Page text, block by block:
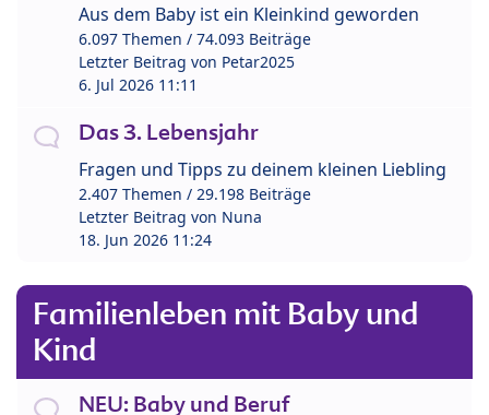
Aus dem Baby ist ein Kleinkind geworden
6.097 Themen / 74.093 Beiträge
Letzter Beitrag von Petar2025
6. Jul 2026 11:11
Das 3. Lebensjahr
Fragen und Tipps zu deinem kleinen Liebling
2.407 Themen / 29.198 Beiträge
Letzter Beitrag von Nuna
18. Jun 2026 11:24
Familienleben mit Baby und
Kind
NEU: Baby und Beruf